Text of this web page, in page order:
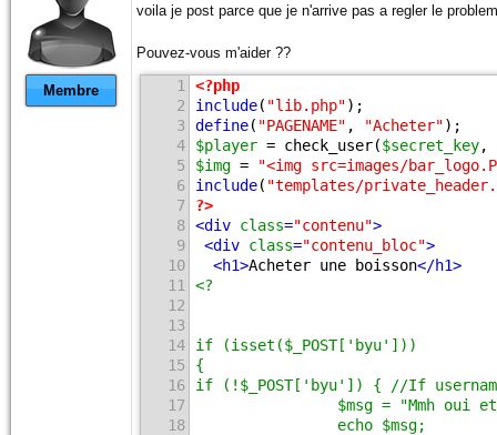
Membre
voila je post parce que je n'arrive pas a regler le
Pouvez-vous m'aider ??
1
2
3
4
5
6
7
8
9
10
11
12
13
14
15
16
17
18
<?php
include( "lib.php");
define( "PAGENAME" , "Acheter");
$player = check_user($secret_key,
$img =
"<img src=images/
include( "templates/
?>
<div class="contenu">
<div class="contenu_bloc">
<h1>Acheter une boisson</h1>
<?
if (isset($_POST['byu']))
{
if (!$_POST['byu']) { //If
$msg = "Mmh oui et quoi
echo $msg;